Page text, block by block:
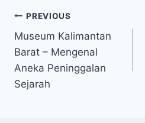
Post
navigation
PREVIOUS
Museum Kalimantan
Barat – Mengenal
Aneka Peninggalan
Sejarah